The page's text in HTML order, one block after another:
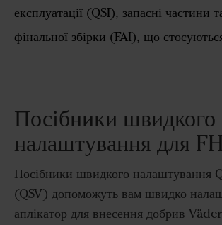
експлуатації (QSI), запасні частини
фінальної збірки (FAI), що
Посібники швидкого
налаштування для
Посібники швидкого налаштування
(QSV) допоможуть вам швидко
аплікатор для внесення добрив